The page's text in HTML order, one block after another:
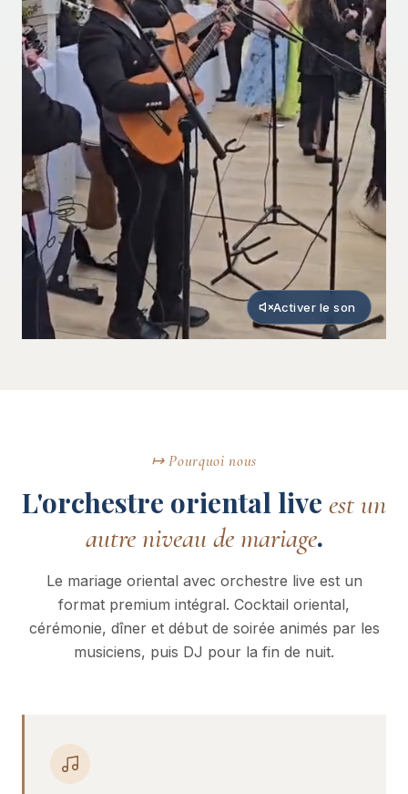
Activer le son
↦ Pourquoi nous
L'orchestre oriental live est un
autre niveau de mariage.
Le mariage oriental avec orchestre live est un
format premium intégral. Cocktail oriental,
cérémonie, dîner et début de soirée animés par les
musiciens, puis DJ pour la fin de nuit.